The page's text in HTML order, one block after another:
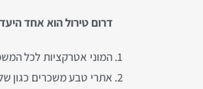
דרום טירול הוא אחד
המוני אטרקציות לכל
אתרי טבע משכרים כגון